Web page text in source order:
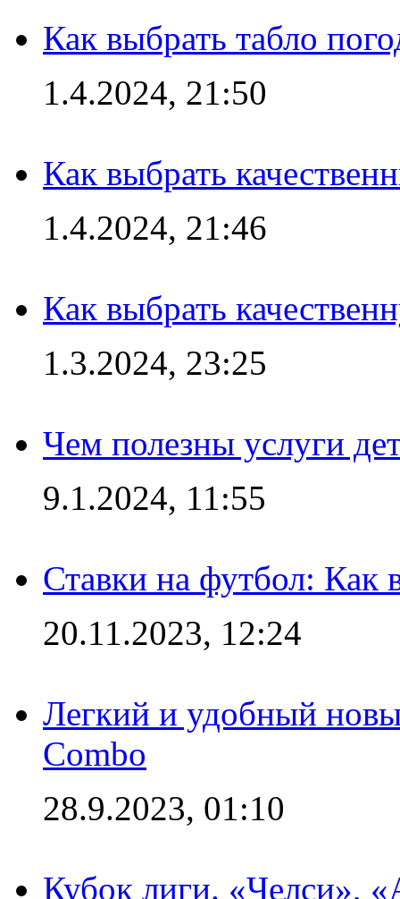
Как выбрать табло
1.4.2024, 21:50
Как выбрать
1.4.2024, 21:46
Как выбрать
1.3.2024, 23:25
Чем полезны услуги
9.1.2024, 11:55
Ставки на футбол: Как
20.11.2023, 12:24
Легкий и удобный
Combo
28.9.2023, 01:10
Кубок лиги. «Челси»,